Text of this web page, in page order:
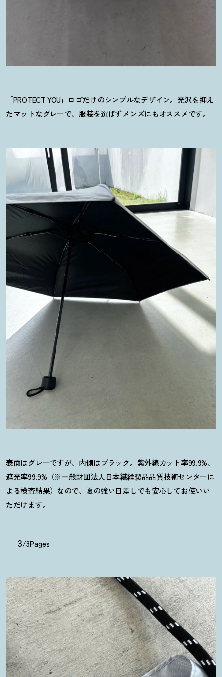
「PROTECT YOU」ロゴだけのシンプルなデザイン。光沢を抑え
たマットなグレーで、服装を選ばずメンズにもオススメです。
表面はグレーですが、内側はブラック。紫外線カット率99.9%、
遮光率99.9%（※一般財団法人日本繊維製品品質技術センターに
よる検査結果）なので、夏の強い日差しでも安心してお使いい
ただけます。
3/3Pages